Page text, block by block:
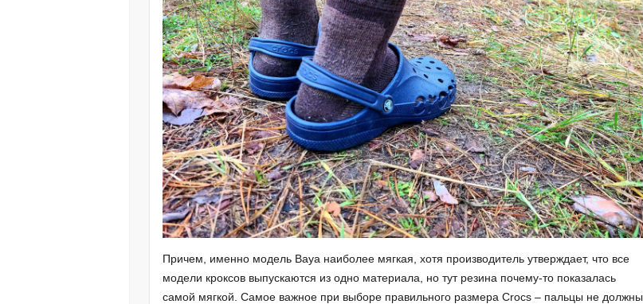
Причем, именно модель Baya наиболее мягкая, хотя производитель утверждает, что все
модели кроксов выпускаются из одно материала, но тут резина почему-то показалась
самой мягкой. Самое важное при выборе правильного размера Crocs – пальцы не должны